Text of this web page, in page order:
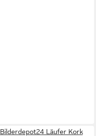
Bilderdepot24 Läufer Kork